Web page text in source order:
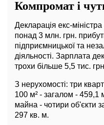
Компромат і
Декларація екс-
понад 3 млн. грн.
підприємницької та
діяльності. Зарплата
трохи більше 5,5 тис.
З нерухомості: три
100 м² - загалом - 459,1
майна - чотири об'єкти
297 кв. м.